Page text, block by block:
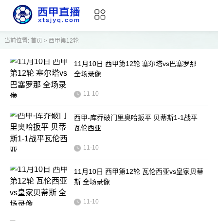
当前位置: 首页 > 西甲第12轮
11月10日 西甲第12轮 塞尔塔vs巴塞罗那
全场录像
11-10
西甲-库乔破门里奥哈扳平 贝蒂斯1-1战平
瓦伦西亚
11-10
11月10日 西甲第12轮 瓦伦西亚vs皇家贝蒂
斯 全场录像
11-10